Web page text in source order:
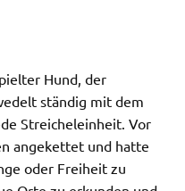
Hund, der
ständig mit dem
Streicheleinheit. Vor
angekettet und hatte
oder Freiheit zu